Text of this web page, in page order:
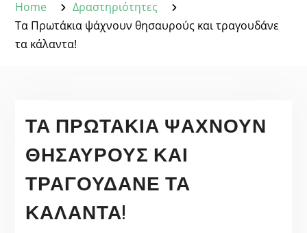
Home
Δραστηριότητες
Τα Πρωτάκια ψάχνουν θησαυρούς και τραγουδάνε
τα κάλαντα!
ΤΑ ΠΡΩΤΆΚΙΑ ΨΆΧΝΟΥΝ
ΘΗΣΑΥΡΟΎΣ ΚΑΙ
ΤΡΑΓΟΥΔΆΝΕ ΤΑ
ΚΆΛΑΝΤΑ!